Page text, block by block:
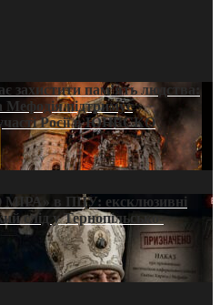
захистити пам’ять людства:
підтримує
Росії в ЮНЕСКО
в ПЦУ: ексклюзивні
слід у Тернопільсько-